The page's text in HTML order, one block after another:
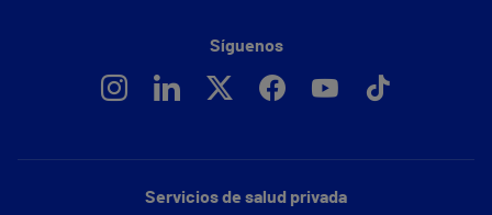
Servicios de salud privada
Síguenos